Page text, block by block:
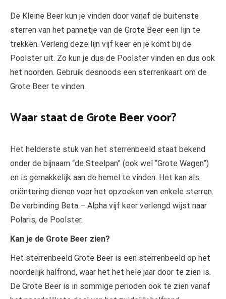
De Kleine Beer kun je vinden door vanaf de buitenste
sterren van het pannetje van de Grote Beer een lijn te
trekken. Verleng deze lijn vijf keer en je komt bij de
Poolster uit. Zo kun je dus de Poolster vinden en dus ook
het noorden. Gebruik desnoods een sterrenkaart om de
Grote Beer te vinden.
Waar staat de Grote Beer voor?
Het helderste stuk van het sterrenbeeld staat bekend
onder de bijnaam “de Steelpan” (ook wel “Grote Wagen”)
en is gemakkelijk aan de hemel te vinden. Het kan als
oriëntering dienen voor het opzoeken van enkele sterren.
De verbinding Beta – Alpha vijf keer verlengd wijst naar
Polaris, de Poolster.
Kan je de Grote Beer zien?
Het sterrenbeeld Grote Beer is een sterrenbeeld op het
noordelijk halfrond, waar het het hele jaar door te zien is.
De Grote Beer is in sommige perioden ook te zien vanaf